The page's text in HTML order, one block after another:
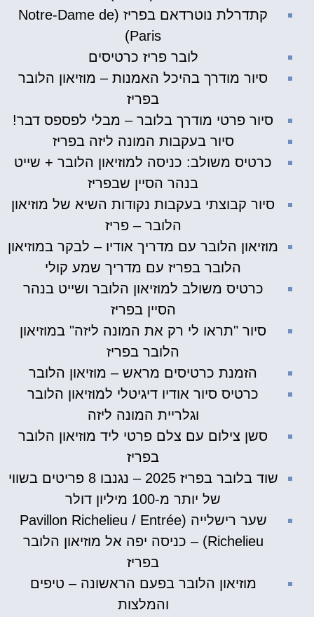
קתדרלת נוטרדאם בפריז (Notre-Dame de
Paris)
לובר פריז כרטיסים
סיור מודרך בהיכל האמנות – מוזיאון הלובר
בפריז
סיור פרטי מודרך בלובר – מבלי לפספס דבר!
סיור בעקבות המונה ליזה בפריז
כרטיס משולב: כניסה למוזיאון הלובר + שייט
בנהר הסיין שבפריז
סיור קבוצתי בעקבות נקודות השיא של מוזיאון
הלובר – פריז
מוזיאון הלובר עם מדריך אודיו – לבקר במוזיאון
הלובר בפריז עם מדריך שמע קולי
כרטיס משולב למוזיאון הלובר ושייט בנהר
הסיין בפריז
סיור "תראו לי רק את המונה ליזה" במוזיאון
הלובר בפריז
הזמנת כרטיסים מראש – מוזיאון הלובר
כרטיס סיור אודיו דיגיטלי למוזיאון הלובר
וגלריית המונה ליזה
סשן צילום עם צלם פרטי ליד מוזיאון הלובר
בפריז
שוד בלובר בפריז 2025 – נגנבו 8 פריטים בשווי
של יותר מ-100 מיליון דולר
שער רישלייה (Pavillon Richelieu / Entrée
Richelieu) – כניסה יפה אל מוזיאון הלובר
בפריז
מוזיאון הלובר בפעם הראשונה – טיפים
והמלצות